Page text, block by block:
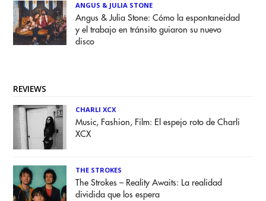
ANGUS & JULIA STONE
Angus & Julia Stone: Cómo la espontaneidad
y el trabajo en tránsito guiaron su nuevo
disco
REVIEWS
CHARLI XCX
Music, Fashion, Film: El espejo roto de Charli
XCX
THE STROKES
The Strokes – Reality Awaits: La realidad
dividida que los espera